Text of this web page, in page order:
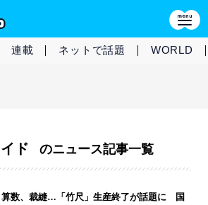
連載 ネットで話題 WORLD
ド のニュース記事一覧
算数、裁縫…「竹尺」生産終了が話題に 国